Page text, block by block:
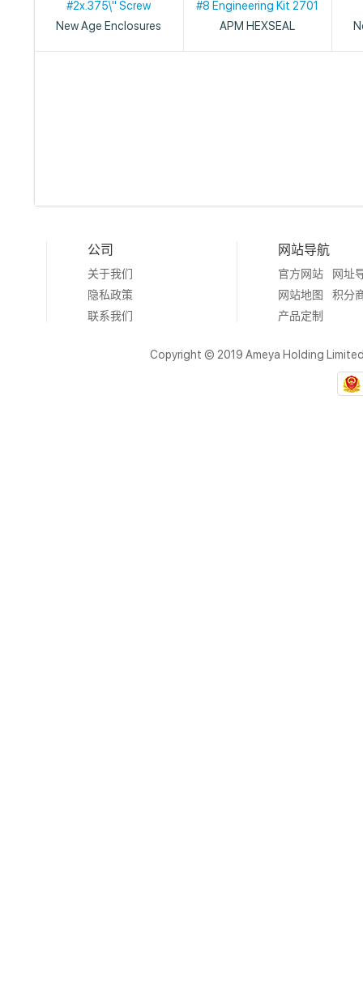
#2x.375\" Screw
New Age Enclosures
#8 Engineering Kit 2701
APM HEXSEAL
公司
关于我们
隐私政策
联系我们
网站导航
官方网站
网址
网站地图
积分
产品定制
Copyright © 2019 Ameya Holding